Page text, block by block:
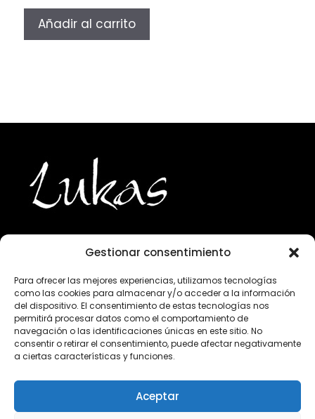
Gestionar consentimiento
Para ofrecer las mejores experiencias, utilizamos tecnologías
como las cookies para almacenar y/o acceder a la información
del dispositivo. El consentimiento de estas tecnologías nos
permitirá procesar datos como el comportamiento de
navegación o las identificaciones únicas en este sitio. No
consentir o retirar el consentimiento, puede afectar negativamente
a ciertas características y funciones.
Aceptar
Añadir al carrito
943 224 800
info@lukasgourmet.com
Club del vino
Trabaja con nosotros
Preguntas frecuentes
Condiciones de compra